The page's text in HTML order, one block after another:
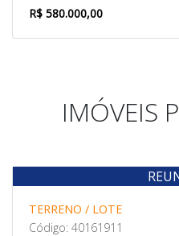
R$ 580.000,00
IMÓVEIS
TERRENO / LOTE
Código: 40161911